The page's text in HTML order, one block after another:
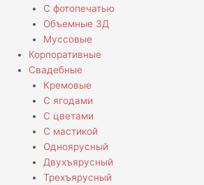
С фотопечатью
Объемные 3Д
Муссовые
Корпоративные
Свадебные
Кремовые
С ягодами
С цветами
С мастикой
Одноярусный
Двухъярусный
Трехъярусный